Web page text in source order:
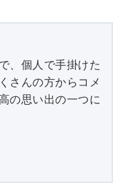
、個人で手掛けた
さんの方からコメ
の思い出の一つに